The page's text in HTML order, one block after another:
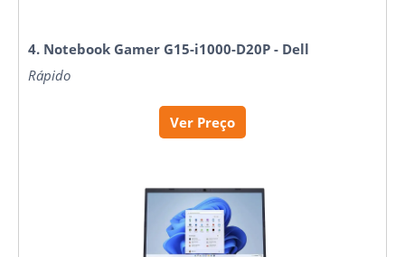
4. Notebook Gamer G15-i1000-D20P - Dell
Rápido
Ver Preço